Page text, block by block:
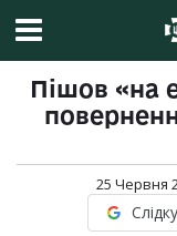
Пішов «на
25 Червня